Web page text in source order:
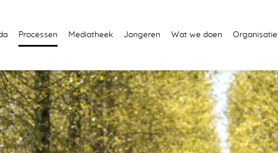
Processen Mediatheek Jongeren Wat we doen Organisatie